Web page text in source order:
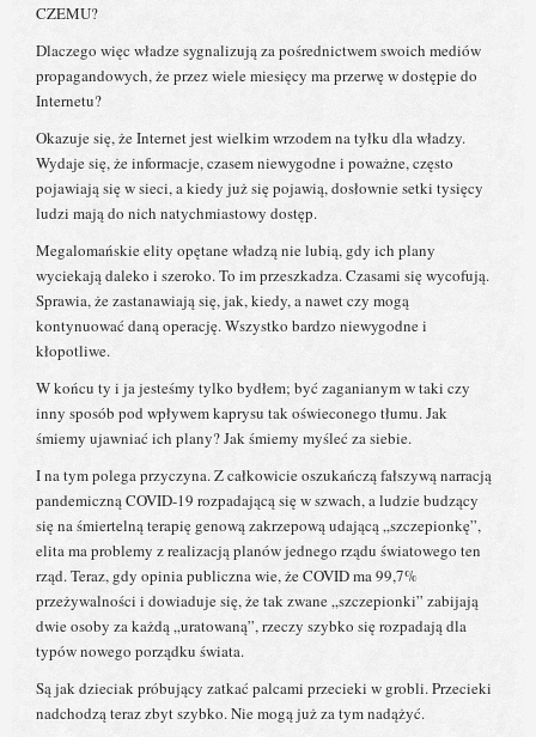
CZEMU?
Dlaczego więc władze sygnalizują za pośrednictwem swoich mediów
propagandowych, że przez wiele miesięcy ma przerwę w dostępie do
Internetu?
Okazuje się, że Internet jest wielkim wrzodem na tyłku dla władzy.
Wydaje się, że informacje, czasem niewygodne i poważne, często
pojawiają się w sieci, a kiedy już się pojawią, dosłownie setki tysięcy
ludzi mają do nich natychmiastowy dostęp.
Megalomańskie elity opętane władzą nie lubią, gdy ich plany
wyciekają daleko i szeroko. To im przeszkadza. Czasami się wycofują.
Sprawia, że ​​zastanawiają się, jak, kiedy, a nawet czy mogą
kontynuować daną operację. Wszystko bardzo niewygodne i
kłopotliwe.
W końcu ty i ja jesteśmy tylko bydłem; być zaganianym w taki czy
inny sposób pod wpływem kaprysu tak oświeconego tłumu. Jak
śmiemy ujawniać ich plany? Jak śmiemy myśleć za siebie.
I na tym polega przyczyna. Z całkowicie oszukańczą fałszywą narracją
pandemiczną COVID-19 rozpadającą się w szwach, a ludzie budzący
się na śmiertelną terapię genową zakrzepową udającą „szczepionkę”,
elita ma problemy z realizacją planów jednego rządu światowego ten
rząd. Teraz, gdy opinia publiczna wie, że COVID ma 99,7%
przeżywalności i dowiaduje się, że tak zwane „szczepionki” zabijają
dwie osoby za każdą „uratowaną”, rzeczy szybko się rozpadają dla
typów nowego porządku świata.
Są jak dzieciak próbujący zatkać palcami przecieki w grobli. Przecieki
nadchodzą teraz zbyt szybko. Nie mogą już za tym nadążyć.